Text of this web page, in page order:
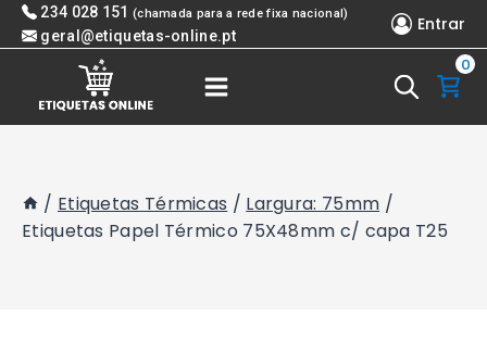
Skip 234 028 151 (chamada para a rede fixa nacional)
geral@etiquetas-online.pt
Entrar
0
/ Etiquetas Térmicas / Largura: 75mm /
Etiquetas Papel Térmico 75X48mm c/ capa T25